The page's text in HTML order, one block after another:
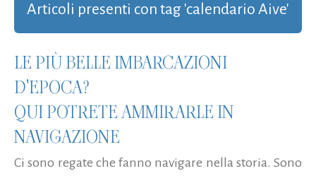
Articoli presenti con tag 'calendario Aive'
LE PIÙ BELLE IMBARCAZIONI
D'EPOCA?
QUI POTRETE AMMIRARLE IN
NAVIGAZIONE
Ci sono regate che fanno navigare nella storia. Sono